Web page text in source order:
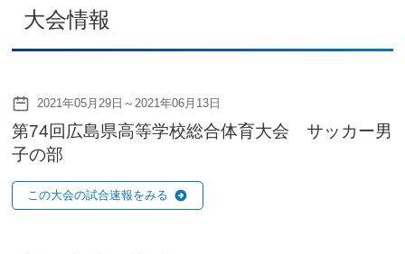
大会情報
2021年05月29日～2021年06月13日
第74回広島県高等学校総合体育大会 サッカー男
子の部
この大会の試合速報をみる